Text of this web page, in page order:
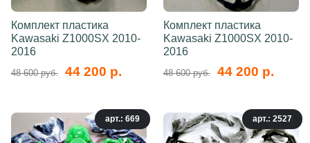
Комплект пластика
Kawasaki Z1000SX 2010-
2016
48 600 руб. 44 200 р.
Комплект пластика
Kawasaki Z1000SX 2010-
2016
48 600 руб. 44 200 р.
арт.: 669 арт.: 2527